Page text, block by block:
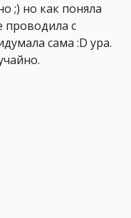
;) но как поняла
проводила с
сама :D ура.